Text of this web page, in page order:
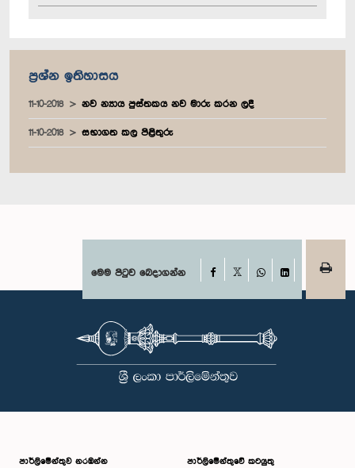
ප්‍රශ්න ඉතිහාසය
11-10-2018 නව න්‍යාය පුස්තකය නව මාරු කරන ලදී
11-10-2018 සභාගත කල පිළිතුරු
මෙම පිටුව බෙදාගන්න Facebook
WhatsAppLinkedIn
පාර්ලි‌මේන්තුව නරඹන්න පාර්ලිමේන්තුවේ කටයුතු